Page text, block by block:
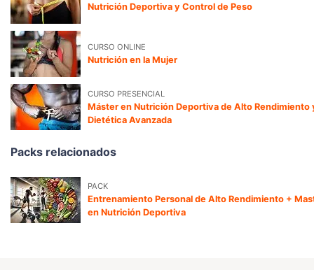
Nutrición Deportiva y Control de Peso
CURSO ONLINE
Nutrición en la Mujer
CURSO PRESENCIAL
Máster en Nutrición Deportiva de Alto Rendimiento
Dietética Avanzada
Packs relacionados
PACK
Entrenamiento Personal de Alto Rendimiento +
en Nutrición Deportiva